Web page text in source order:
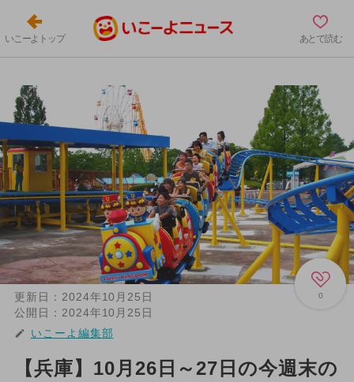
いこーよトップ あとで読む
0
更新日： 2024年10月25日
公開日： 2024年10月25日
いこーよ編集部
【兵庫】10月26日～27日の今週末の